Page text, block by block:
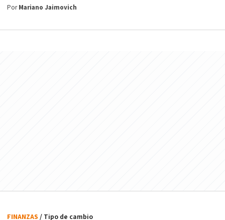
PorMariano Jaimovich
FINANZAS / Tipo de cambio